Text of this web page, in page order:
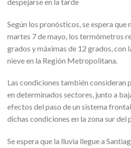
Según los pronósticos, se espera que
martes 7 de mayo, los termómetros
grados y máximas de 12 grados, con
nieve en la Región Metropolitana.
Las condiciones también consideran
en determinados sectores, junto a
efectos del paso de un sistema
dichas condiciones en la zona sur del
Se espera que la lluvia llegue a